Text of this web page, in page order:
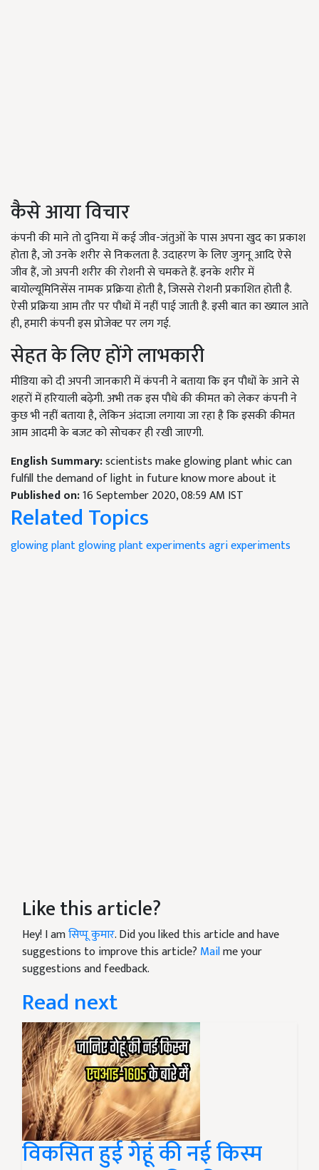
कैसे आया विचार
कंपनी की माने तो दुनिया में कई जीव-जंतुओं के पास अपना खुद का प्रकाश
होता है, जो उनके शरीर से निकलता है. उदाहरण के लिए जुगनू आदि ऐसे
जीव हैं, जो अपनी शरीर की रोशनी से चमकते हैं. इनके शरीर में
बायोल्यूमिनिसेंस नामक प्रक्रिया होती है, जिससे रोशनी प्रकाशित होती है.
ऐसी प्रक्रिया आम तौर पर पौधों में नहीं पाई जाती है. इसी बात का ख्याल आते
ही, हमारी कंपनी इस प्रोजेक्ट पर लग गई.
सेहत के लिए होंगे लाभकारी
मीडिया को दी अपनी जानकारी में कंपनी ने बताया कि इन पौधों के आने से
शहरों में हरियाली बढ़ेगी. अभी तक इस पौधे की कीमत को लेकर कंपनी ने
कुछ भी नहीं बताया है, लेकिन अंदाजा लगाया जा रहा है कि इसकी कीमत
आम आदमी के बजट को सोचकर ही रखी जाएगी.
English Summary:scientists make glowing plant whic can
fulfill the demand of light in future know more about it
Published on:16 September 2020, 08:59 AM IST
Related Topics
glowing plantglowing plant experimentsagri experiments
Like this article?
Hey! I amसिप्पू कुमार. Did you liked this article and have
suggestions to improve this article? Mailme your
suggestions and feedback.
Read next
विकसित हुई गेहूं की नई किस्म